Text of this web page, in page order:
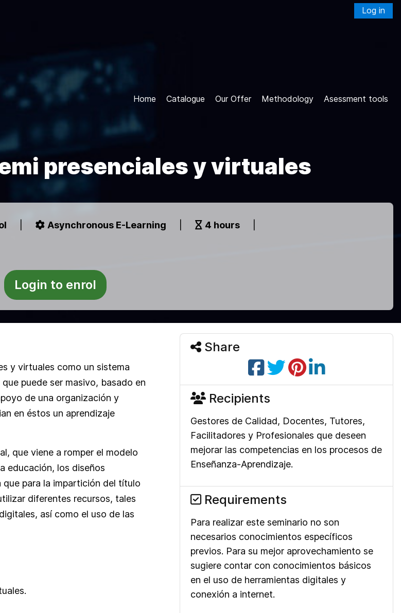
Log in
Home Catalogue Our Offer Methodology Asessment tools
presenciales y virtuales
Asynchronous E-Learning 4 hours
Login to enrol
y virtuales como un sistema
puede ser masivo, basado en
de una organización y
en éstos un aprendizaje
que viene a romper el modelo
educación, los diseños
que para la impartición del título
diferentes recursos, tales
así como el uso de las
Share
Recipients
Gestores de Calidad, Docentes, Tutores,
Facilitadores y Profesionales que deseen
mejorar las competencias en los procesos de
Enseñanza-Aprendizaje.
Requirements
Para realizar este seminario no son
necesarios conocimientos específicos
previos. Para su mejor aprovechamiento se
sugiere contar con conocimientos básicos
en el uso de herramientas digitales y
conexión a internet.